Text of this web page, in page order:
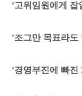
'고위임원에게 잡
'조그만 목표라도
'경영부진에 빠진